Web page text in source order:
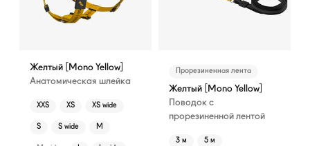
Желтый [Mono Yellow]
Анатомическая шлейка
XXS XS XS wide
S S wide M
Прорезиненная лента
Желтый [Mono Yellow]
Поводок с
прорезиненной лентой
3 м 5 м